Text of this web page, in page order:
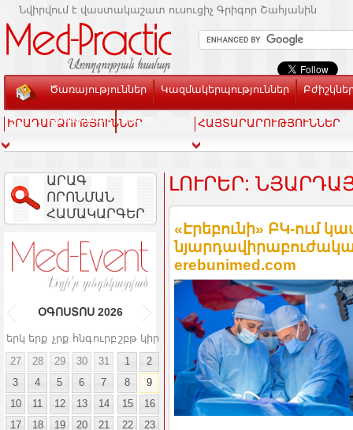
Նվիրվում է վաստակաշատ ուսուցիչ Գրիգոր Շահյանին
Ծառայություններ Կազմակերպություններ
Տեսասրահ Կապ
ԻՐԱԴԱՐՁՈՒԹՅՈՒՆՆԵՐ ՀԱՅՏԱՐԱՐՈՒԹՅՈՒՆՆԵՐ
ԱՐԱԳ
ՈՐՈՆՄԱՆ
ՀԱՄԱԿԱՐԳԵՐ
ՕԳՈՍՏՈՍ 2026
երկ երք չրք հնգուրբ շբթ կիր
27
28 29 30 31 1
2
3
4 5 6 7 8
9
10
11 12 13 14 15
16
17
18 19 20 21 22
23
ԼՈՒՐԵՐ:
«Էրեբունի» ԲԿ-ում
erebunimed.com